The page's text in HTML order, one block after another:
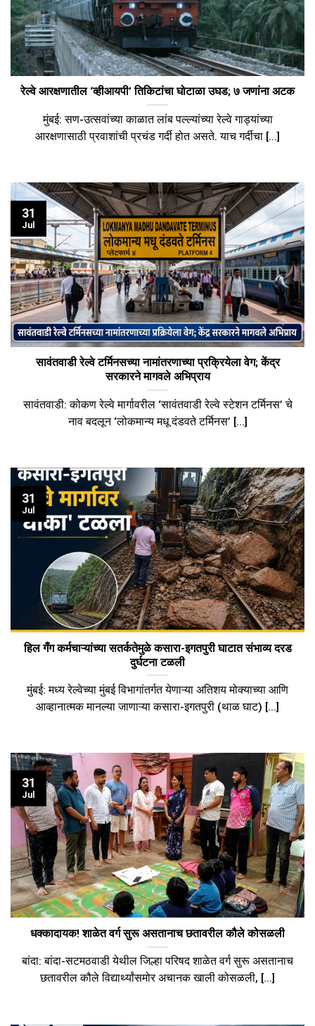
रेल्वे आरक्षणातील ‘व्हीआयपी’ तिकिटांचा घोटाळा उघड; ७ जणांना अटक
मुंबई: सण-उत्सवांच्या काळात लांब पल्ल्यांच्या रेल्वे गाड्यांच्या
आरक्षणासाठी प्रवाशांची प्रचंड गर्दी होत असते. याच गर्दीचा [...]
सावंतवाडी रेल्वे टर्मिनसच्या नामांतरणाच्या प्रक्रियेला वेग; केंद्र
सरकारने मागवले अभिप्राय
सावंतवाडी: कोकण रेल्वे मार्गावरील ‘सावंतवाडी रेल्वे स्टेशन टर्मिनस’ चे
नाव बदलून ‘लोकमान्य मधू दंडवते टर्मिनस’ [...]
31
Jul
हिल गँग कर्मचाऱ्यांच्या सतर्कतेमुळे कसारा-इगतपुरी घाटात संभाव्य दरड
दुर्घटना टळली
मुंबई: मध्य रेल्वेच्या मुंबई विभागांतर्गत येणाऱ्या अतिशय मोक्याच्या आणि
आव्हानात्मक मानल्या जाणाऱ्या कसारा-इगतपुरी (थाळ घाट) [...]
31
Jul
धक्कादायक! शाळेत वर्ग सुरू असतानाच छतावरील कौले कोसळली
बांदा: बांदा-सटमठवाडी येथील जिल्हा परिषद शाळेत वर्ग सुरू असतानाच
छतावरील कौले विद्यार्थ्यांसमोर अचानक खाली कोसळली, [...]
31
Jul